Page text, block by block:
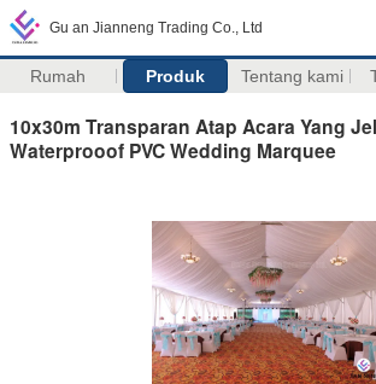
Gu an Jianneng Trading Co., Ltd
Rumah Produk Tentang kami
10x30m Transparan Atap Acara Yang
Waterprooof PVC Wedding Marquee